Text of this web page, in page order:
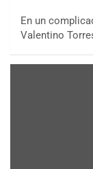
En un
Valentino